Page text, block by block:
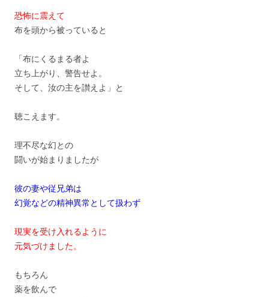
恐怖に震えて
布を頭から被っていると
「布にくるまる者よ
立ち上がり、警告せよ。
そして、汝の主を讃えよ」と
聴こえます。
理不尽な幻との
闘いが始まりましたが
彼の妻や従兄弟は
幻覚などの精神異常として扱わず
現実を受け入れるように
元気づけました。
もちろん
薬を飲んで